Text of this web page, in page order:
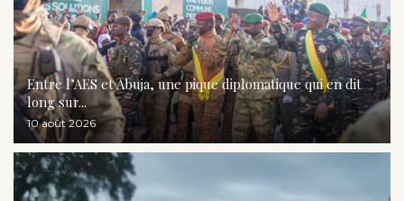
Entre l’AES et Abuja, une pique diplomatique qui en dit
long sur...
10 août 2026